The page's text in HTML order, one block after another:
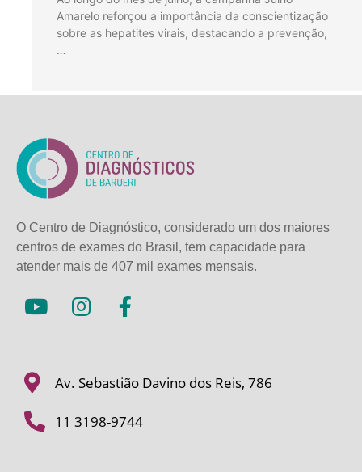
Amarelo reforçou a importância da conscientização
sobre as hepatites virais, destacando a prevenção,
…
O Centro de Diagnóstico, considerado um dos maiores
centros de exames do Brasil, tem capacidade para
atender mais de 407 mil exames mensais.
Av. Sebastião Davino dos Reis, 786
11 3198-9744